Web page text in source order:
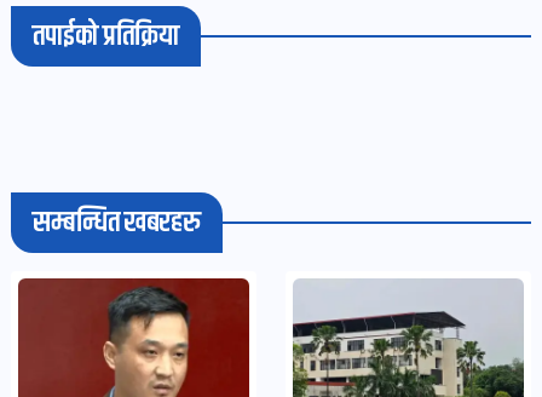
पोष्ट
तपाईको प्रतिक्रिया
सम्बन्धित खबरहरु